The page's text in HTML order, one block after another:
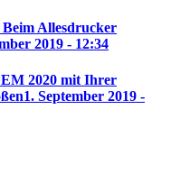
Allesdrucker
2019 - 12:34
2020 mit Ihrer
1. September 2019 -